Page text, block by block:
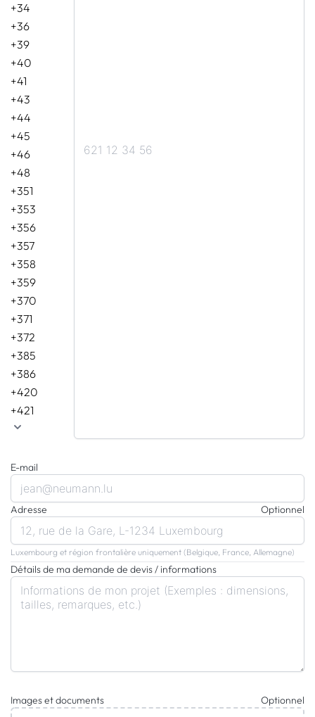
+34
+36
+39
+40
+41
+43
+44
+45
+46
+48
+351
+353
+356
+357
+358
+359
+370
+371
+372
+385
+386
+420
+421
E-mail
Adresse Optionnel
Luxembourg et région frontalière uniquement (Belgique, France, Allemagne)
Détails de ma demande de devis / informations
Images et documents Optionnel